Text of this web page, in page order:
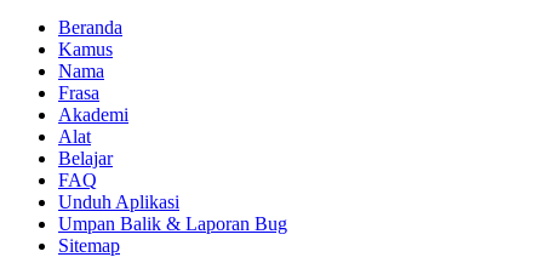
Beranda
Kamus
Nama
Frasa
Akademi
Alat
Belajar
FAQ
Unduh Aplikasi
Umpan Balik & Laporan Bug
Sitemap